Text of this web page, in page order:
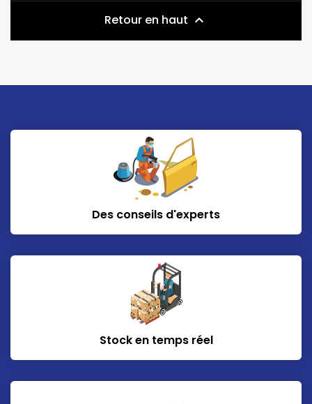
Retour en haut 
Des conseils d'experts
Stock en temps réel